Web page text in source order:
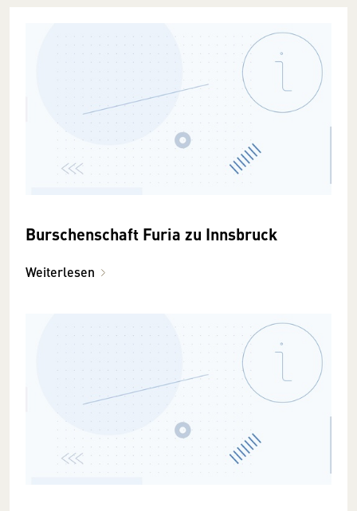
Burschenschaft Furia zu Innsbruck
Weiterlesen